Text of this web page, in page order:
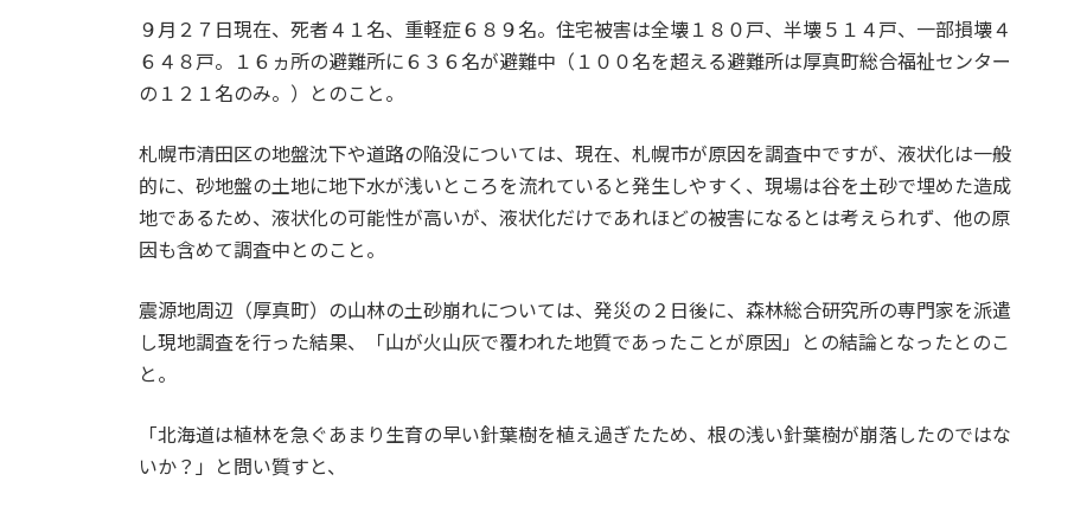
９月２７日現在、死者４１名、重軽症６８９名。住宅被害は全壊１８０戸、半壊５１４戸、一部損壊４
６４８戸。１６ヵ所の避難所に６３６名が避難中（１００名を超える避難所は厚真町総合福祉センター
の１２１名のみ。）とのこと。
札幌市清田区の地盤沈下や道路の陥没については、現在、札幌市が原因を調査中ですが、液状化は一般
的に、砂地盤の土地に地下水が浅いところを流れていると発生しやすく、現場は谷を土砂で埋めた造成
地であるため、液状化の可能性が高いが、液状化だけであれほどの被害になるとは考えられず、他の原
因も含めて調査中とのこと。
震源地周辺（厚真町）の山林の土砂崩れについては、発災の２日後に、森林総合研究所の専門家を派遣
し現地調査を行った結果、「山が火山灰で覆われた地質であったことが原因」との結論となったとのこ
と。
「北海道は植林を急ぐあまり生育の早い針葉樹を植え過ぎたため、根の浅い針葉樹が崩落したのではな
いか？」と問い質すと、